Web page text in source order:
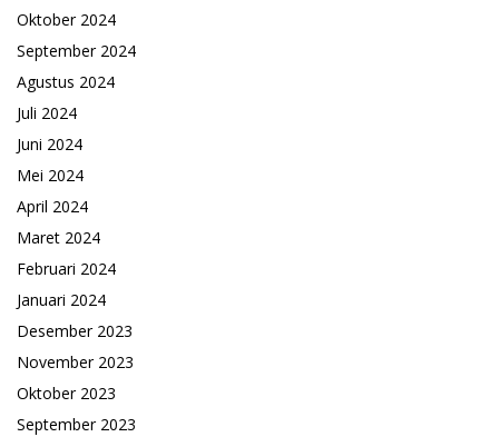
Oktober 2024
September 2024
Agustus 2024
Juli 2024
Juni 2024
Mei 2024
April 2024
Maret 2024
Februari 2024
Januari 2024
Desember 2023
November 2023
Oktober 2023
September 2023